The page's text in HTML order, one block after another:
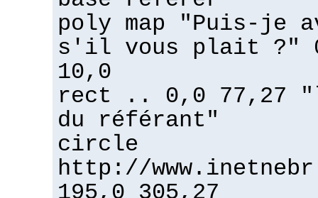
poly map "Puis-je
s'il vous plait ?"
10,0
rect .. 0,0 77,27
du référant"
circle
http://
195,0 305,27